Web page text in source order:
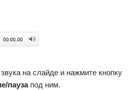
на слайде и нажмите кнопку
паузапод ним.